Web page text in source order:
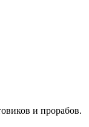
и прорабов.